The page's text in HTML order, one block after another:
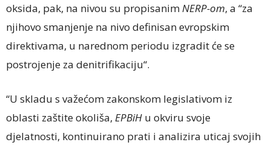
oksida, pak, na nivou su propisanimNERP-om, a “za
njihovo smanjenje na nivo definisan evropskim
direktivama, u narednom periodu izgradit će se
postrojenje za denitrifikaciju“.
“U skladu s važećom zakonskom legislativom iz
oblasti zaštite okoliša, EPBiH u okviru svoje
djelatnosti, kontinuirano prati i analizira uticaj svojih